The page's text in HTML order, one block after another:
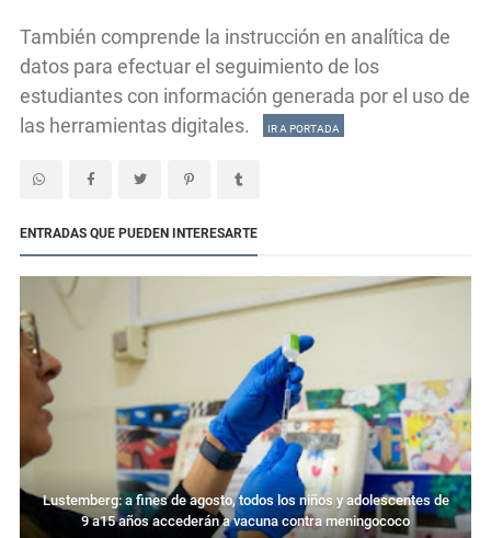
También comprende la instrucción en analítica de
datos para efectuar el seguimiento de los
estudiantes con información generada por el uso de
las herramientas digitales.
IR A PORTADA
ENTRADAS QUE PUEDEN INTERESARTE
Lustemberg: a fines de agosto, todos los niños y adolescentes de
9 a15 años accederán a vacuna contra meningococo